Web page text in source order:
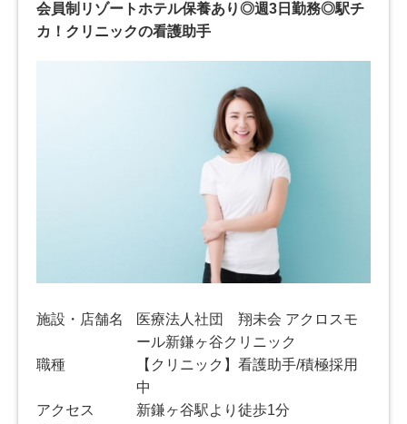
会員制リゾートホテル保養あり◎週3日勤務◎駅チ
カ！クリニックの看護助手
施設・店舗名
医療法人社団 翔未会 アクロスモ
ール新鎌ヶ谷クリニック
職種
【クリニック】看護助手/積極採用
中
アクセス
新鎌ヶ谷駅より徒歩1分